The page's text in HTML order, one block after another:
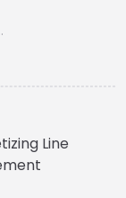
مجموعة كاملة
Line